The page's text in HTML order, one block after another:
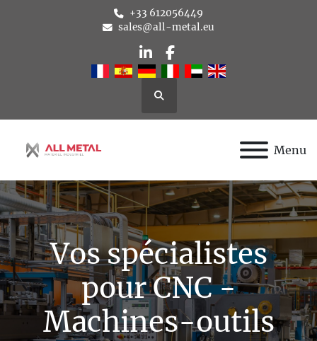
+33 612056449
sales@all-metal.eu
linkedin
facebook
Rechercher
Menu
Vos spécialistes
pour CNC -
Machines-outils